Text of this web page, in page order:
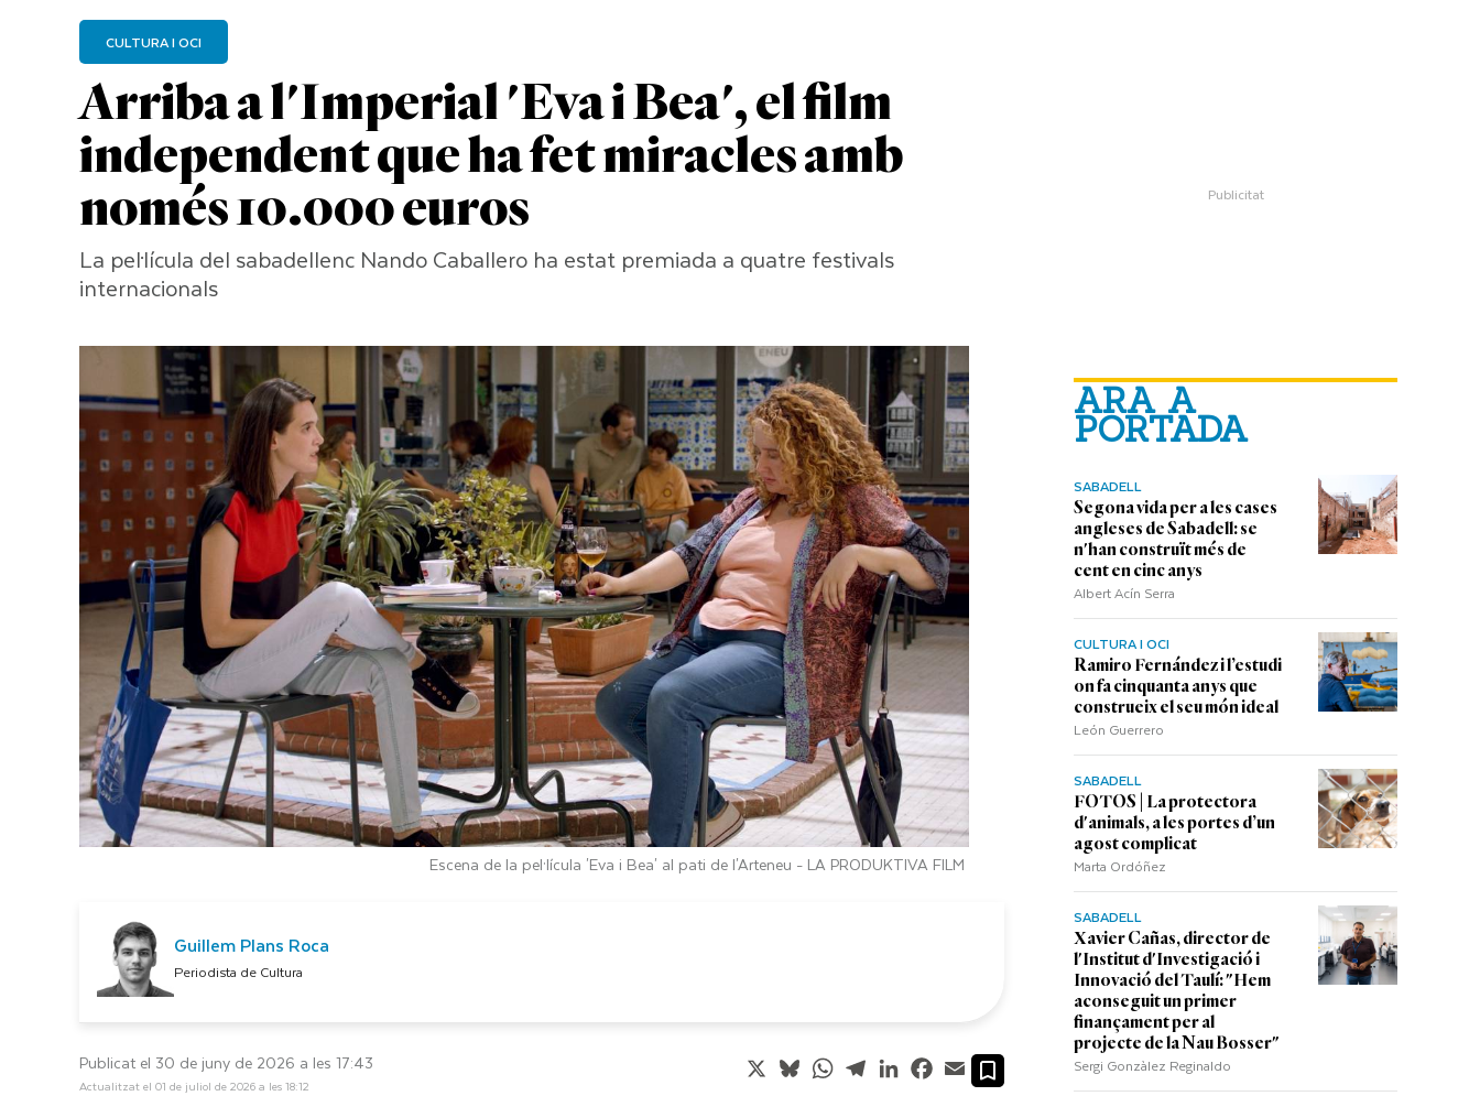
ARA A
PORTADA
SABADELL
Segona vida per a les cases
angleses de Sabadell: se
n'han construït més de
cent en cinc anys
Albert Acín Serra
CULTURA I OCI
Ramiro Fernández i l’estudi
on fa cinquanta anys que
construeix el seu món ideal
León Guerrero
SABADELL
FOTOS | La protectora
d'animals, a les portes d’un
agost complicat
Marta Ordóñez
SABADELL
Xavier Cañas, director de
l'Institut d'Investigació i
Innovació del Taulí: "Hem
aconseguit un primer
finançament per al
projecte de la Nau Bosser"
Sergi Gonzàlez Reginaldo
Arriba a l'Imperial 'Eva i Bea', el film
independent que ha fet miracles amb
només 10.000 euros
CULTURA I OCI
La pel·lícula del sabadellenc Nando Caballero ha estat premiada a quatre festivals
internacionals
Escena de la pel·lícula 'Eva i Bea' al pati de l'Arteneu - LA PRODUKTIVA FILM
Guillem Plans Roca
Periodista de Cultura
Publicat el 30 de juny de 2026 a les 17:43
Actualitzat el 01 de juliol de 2026 a les 18:12
X BlueskyWhatsApp
TelegramLinkedInFacebook
Email